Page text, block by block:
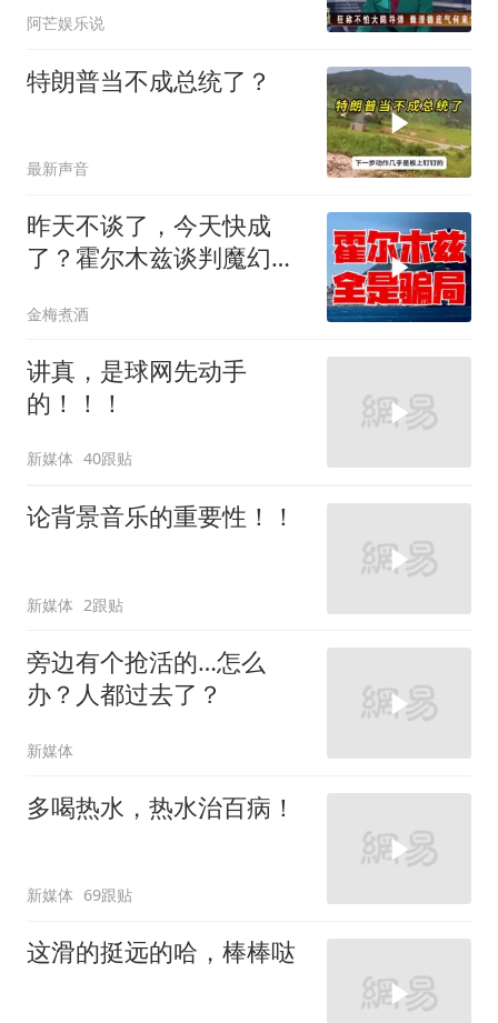
阿芒娱乐说
特朗普当不成总统了？
最新声音
昨天不谈了，今天快成
了？霍尔木兹谈判魔幻反
金梅煮酒
讲真，是球网先动手
的！！！
新媒体 40跟贴
论背景音乐的重要性！！
新媒体 2跟贴
旁边有个抢活的…怎么
办？人都过去了？
新媒体
多喝热水，热水治百病！
新媒体 69跟贴
这滑的挺远的哈，棒棒哒